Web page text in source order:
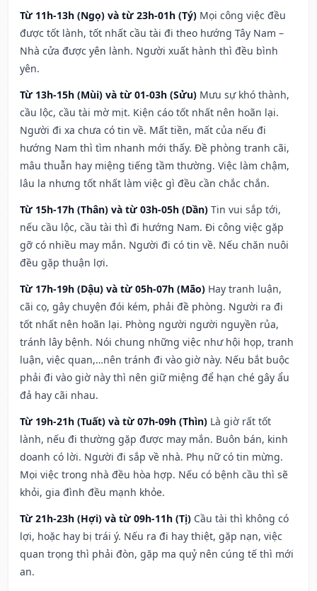
Từ 11h-13h (Ngọ) và từ 23h-01h (Tý) Mọi công việc đều
được tốt lành, tốt nhất cầu tài đi theo hướng Tây Nam –
Nhà cửa được yên lành. Người xuất hành thì đều bình
yên.
Từ 13h-15h (Mùi) và từ 01-03h (Sửu) Mưu sự khó thành,
cầu lộc, cầu tài mờ mịt. Kiện cáo tốt nhất nên hoãn lại.
Người đi xa chưa có tin về. Mất tiền, mất của nếu đi
hướng Nam thì tìm nhanh mới thấy. Đề phòng tranh cãi,
mâu thuẫn hay miệng tiếng tầm thường. Việc làm chậm,
lâu la nhưng tốt nhất làm việc gì đều cần chắc chắn.
Từ 15h-17h (Thân) và từ 03h-05h (Dần) Tin vui sắp tới,
nếu cầu lộc, cầu tài thì đi hướng Nam. Đi công việc gặp
gỡ có nhiều may mắn. Người đi có tin về. Nếu chăn nuôi
đều gặp thuận lợi.
Từ 17h-19h (Dậu) và từ 05h-07h (Mão) Hay tranh luận,
cãi cọ, gây chuyện đói kém, phải đề phòng. Người ra đi
tốt nhất nên hoãn lại. Phòng người người nguyền rủa,
tránh lây bệnh. Nói chung những việc như hội họp, tranh
luận, việc quan,…nên tránh đi vào giờ này. Nếu bắt buộc
phải đi vào giờ này thì nên giữ miệng để hạn ché gây ẩu
đả hay cãi nhau.
Từ 19h-21h (Tuất) và từ 07h-09h (Thìn) Là giờ rất tốt
lành, nếu đi thường gặp được may mắn. Buôn bán, kinh
doanh có lời. Người đi sắp về nhà. Phụ nữ có tin mừng.
Mọi việc trong nhà đều hòa hợp. Nếu có bệnh cầu thì sẽ
khỏi, gia đình đều mạnh khỏe.
Từ 21h-23h (Hợi) và từ 09h-11h (Tị) Cầu tài thì không có
lợi, hoặc hay bị trái ý. Nếu ra đi hay thiệt, gặp nạn, việc
quan trọng thì phải đòn, gặp ma quỷ nên cúng tế thì mới
an.